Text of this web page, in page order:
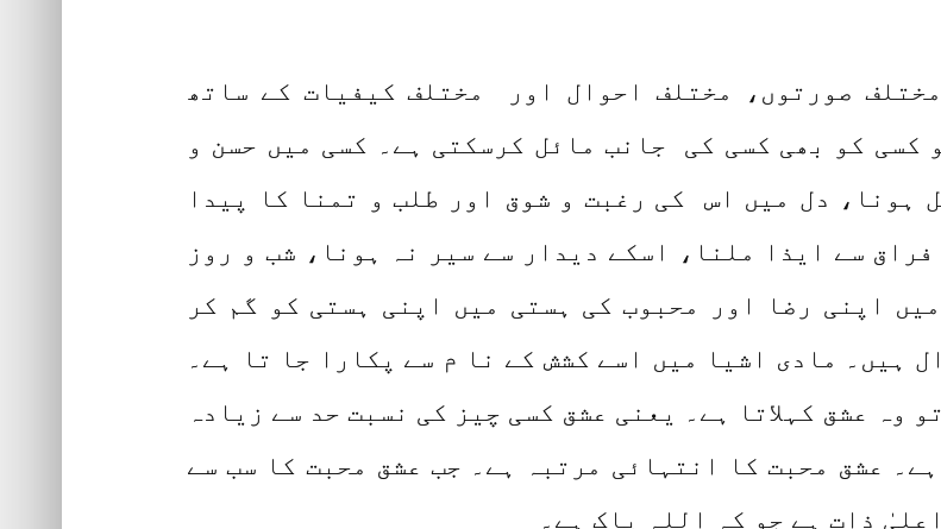
صورتوں، مختلف احوال اور مختلف کیفیات کے ساتھ
کسی کو بھی کسی کی جانب مائل کرسکتی ہے۔ کسی میں حسن و
ہونا، دل میں اس کی رغبت و شوق اور طلب و تمنا کا پیدا
سے ایذا ملنا، اسکے دیدار سے سیر نہ ہونا، شب و روز
اپنی رضا اور محبوب کی ہستی میں اپنی ہستی کو گم کر
ہیں۔ مادی اشیا میں اسے کشش کے نا م سے پکارا جا تا ہے۔
وہ عشق کہلاتا ہے۔ یعنی عشق کسی چیز کی نسبت حد سے زیادہ
عشق محبت کا انتہائی مرتبہ ہے۔ جب عشق محبت کا سب سے
ذات ہے جو کہ اللہ پاک ہے۔